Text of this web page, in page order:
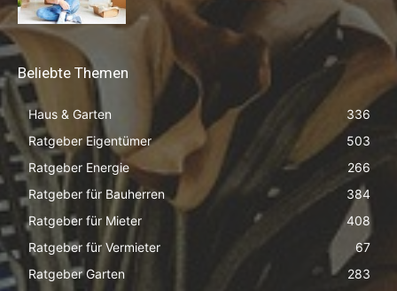
Beliebte Themen
Haus & Garten
336
Ratgeber Eigentümer
503
Ratgeber Energie
266
Ratgeber für Bauherren
384
Ratgeber für Mieter
408
Ratgeber für Vermieter
67
Ratgeber Garten
283